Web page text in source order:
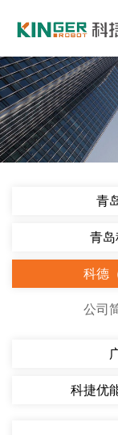
青
青岛
科德
公司
科捷优